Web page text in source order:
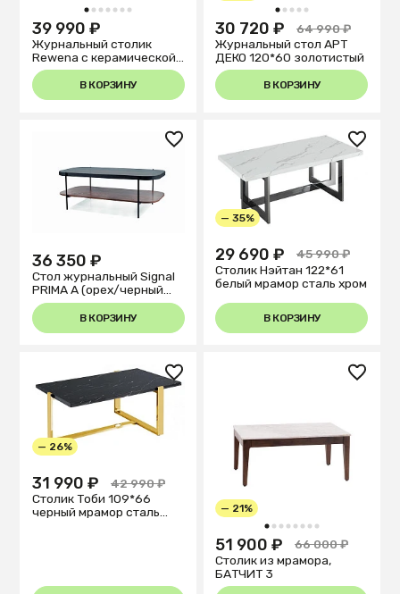
1 2 3 4 5 6 7
39 990 ₽
Журнальный столик
Rewena с керамической
столешницей 45 x 30 см
В КОРЗИНУ
1 2 3 4 5
30 720 ₽
64 990 ₽
Журнальный стол АРТ
ДЕКО 120*60 золотистый
В КОРЗИНУ
36 350 ₽
Стол журнальный Signal
PRIMA A (орех/черный
мат)
В КОРЗИНУ
— 35%
29 690 ₽
45 990 ₽
Столик Нэйтан 122*61
белый мрамор сталь хром
В КОРЗИНУ
— 26%
31 990 ₽
42 990 ₽
Столик Тоби 109*66
черный мрамор сталь
1 2 3 4 5 6 7 8
— 21%
51 900 ₽
66 000 ₽
Столик из мрамора,
БАТЧИТ 3